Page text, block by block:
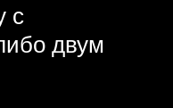
с
двум